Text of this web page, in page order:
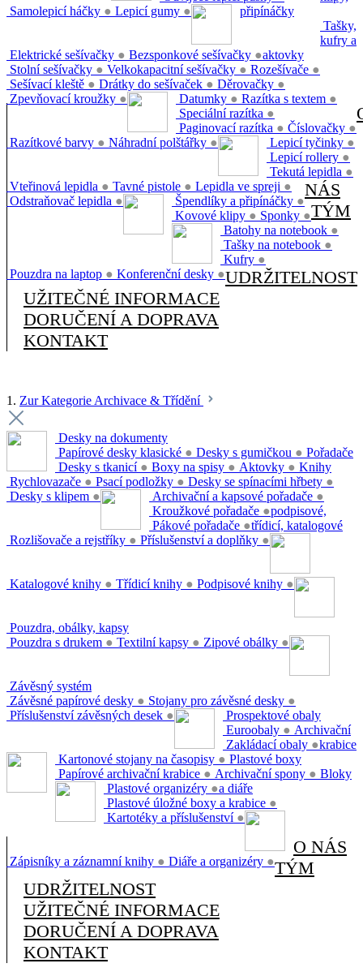
Samolepicí háčky ● Lepicí gumy ●
Elektrické sešívačky ● Bezsponkové sešívačky ●
Stolní sešívačky ● Velkokapacitní sešívačky ● Rozešívače ●
Sešívací kleště ● Drátky do sešívaček ● Děrovačky ●
Zpevňovací kroužky ● Datumky ● Razítka s textem ●
Speciální razítka ●
Paginovací razítka ● Číslovačky ●
Razítkové barvy ● Náhradní polštářky ● Lepicí tyčinky ●
Lepicí rollery ●
Tekutá lepidla ●
Vteřinová lepidla ● Tavné pistole ● Lepidla ve spreji ●
Odstraňovač lepidla ●
připínáčky
Špendlíky a připínáčky ●
Kovové klipy ● Sponky ●
Tašky,
kufry a
aktovky
Batohy na notebook ●
Tašky na notebook ●
Kufry ●
Pouzdra na laptop ● Konferenční desky ●
NÁS
TÝM
UDRŽITELNOST
UŽITEČNÉ INFORMACE
DORUČENÍ A DOPRAVA
KONTAKT
1. Zur Kategorie Archivace & Třídění
Desky na dokumenty
Papírové desky klasické ● Desky s gumičkou ●
Desky s tkanicí ● Boxy na spisy ● Aktovky ●
Rychlovazače ● Psací podložky ● Desky se spínacími hřbety ●
Desky s klipem ●
Pořadače
Archivační a kapsové pořadače ●
Kroužkové pořadače ●
Pákové pořadače ●
Rozlišovače a rejstříky ● Příslušenství a doplňky ●
Knihy
podpisové,
třídicí, katalogové
Katalogové knihy ● Třídicí knihy ● Podpisové knihy ●
Pouzdra, obálky, kapsy
Pouzdra s drukem ● Textilní kapsy ● Zipové obálky ●
Závěsný systém
Závěsné papírové desky ● Stojany pro závěsné desky ●
Příslušenství závěsných desek ●
Prospektové obaly
Euroobaly ●
Zakládací obaly ●
Archivační
krabice
Kartonové stojany na časopisy ●
Papírové archivační krabice ● Archivační spony ●
Plastové boxy
Plastové organizéry ●
Plastové úložné boxy a krabice ●
Kartotéky a příslušenství ●
Bloky
a diáře
Zápisníky a záznamní knihy ● Diáře a organizéry ●
O NÁS
TÝM
UDRŽITELNOST
UŽITEČNÉ INFORMACE
DORUČENÍ A DOPRAVA
KONTAKT